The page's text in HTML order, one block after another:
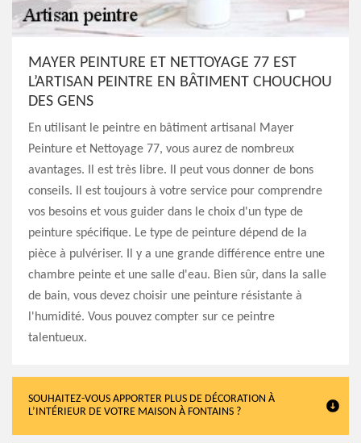
MAYER PEINTURE ET NETTOYAGE 77 EST
L’ARTISAN PEINTRE EN BÂTIMENT CHOUCHOU
DES GENS
En utilisant le peintre en bâtiment artisanal Mayer
Peinture et Nettoyage 77, vous aurez de nombreux
avantages. Il est très libre. Il peut vous donner de bons
conseils. Il est toujours à votre service pour comprendre
vos besoins et vous guider dans le choix d'un type de
peinture spécifique. Le type de peinture dépend de la
pièce à pulvériser. Il y a une grande différence entre une
chambre peinte et une salle d'eau. Bien sûr, dans la salle
de bain, vous devez choisir une peinture résistante à
l'humidité. Vous pouvez compter sur ce peintre
talentueux.
SOUHAITEZ-VOUS APPORTER PLUS DE DÉCORATION À
L’INTÉRIEUR DE VOTRE MAISON À FONTAINS ?